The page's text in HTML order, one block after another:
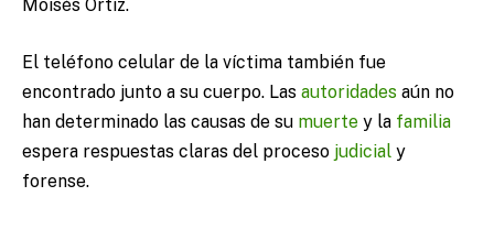
Moisés Ortiz.
El teléfono celular de la víctima también fue
encontrado junto a su cuerpo. Las autoridades aún no
han determinado las causas de su muerte y la familia
espera respuestas claras del proceso judicial y
forense.